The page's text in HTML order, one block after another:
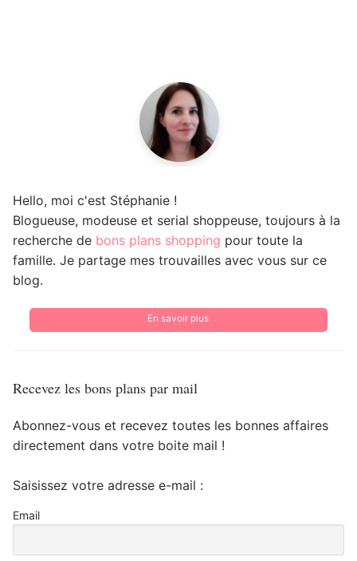
Hello, moi c'est Stéphanie !
Blogueuse, modeuse et serial shoppeuse, toujours à la
recherche de bons plans shopping pour toute la
famille. Je partage mes trouvailles avec vous sur ce
blog.
En savoir plus
Recevez les bons plans par mail
Abonnez-vous et recevez toutes les bonnes affaires
directement dans votre boite mail !
Saisissez votre adresse e-mail :
Email